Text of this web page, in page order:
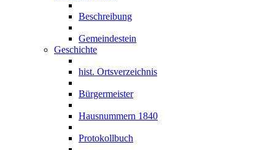
Beschreibung
Gemeindestein
Geschichte
hist. Ortsverzeichnis
Bürgermeister
Hausnummern 1840
Protokollbuch